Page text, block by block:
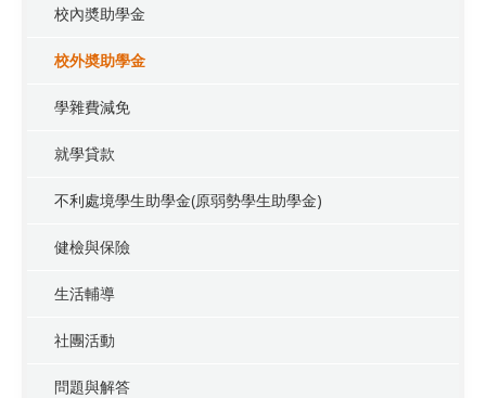
校內奬助學金
校外奬助學金
學雜費減免
就學貸款
不利處境學生助學金(原弱勢學生助學金)
健檢與保險
生活輔導
社團活動
問題與解答